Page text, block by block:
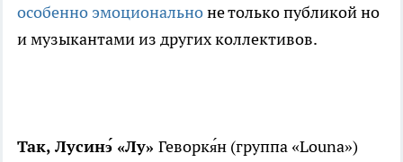
особенно эмоциональноне только публикой но
и музыкантами из других коллективов.
Так, Лусинэ́ «Лу» Геворкя́н (группа «Louna»)